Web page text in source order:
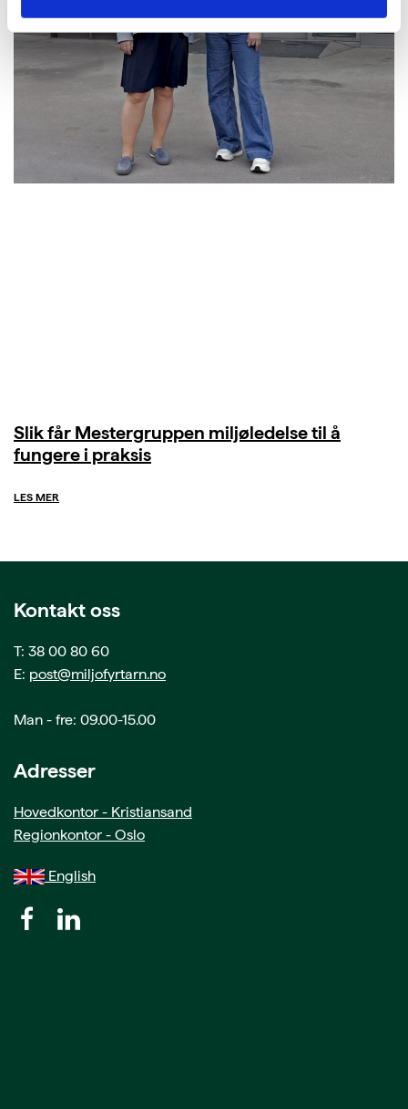
Slik får Mestergruppen miljøledelse til å
fungere i praksis
LES MER
Kontakt oss
T: 38 00 80 60
E: post@miljofyrtarn.no
Man - fre: 09.00-15.00
Adresser
Hovedkontor - Kristiansand
Regionkontor - Oslo
English